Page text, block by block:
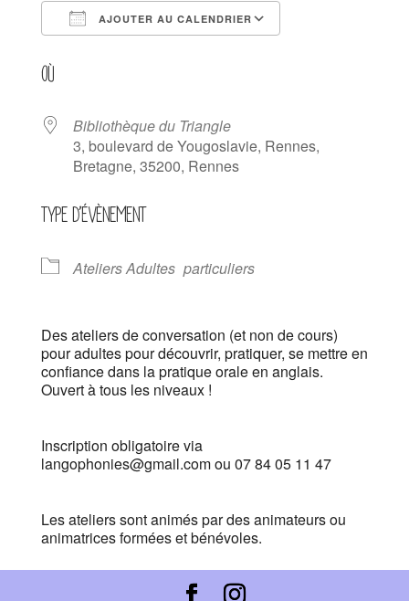
AJOUTER AU CALENDRIER
OÙ
Bibliothèque du Triangle
3, boulevard de Yougoslavie, Rennes,
Bretagne, 35200, Rennes
TYPE D’ÉVÈNEMENT
Ateliers Adultes particuliers
Des ateliers de conversation (et non de cours)
pour adultes pour découvrir, pratiquer, se mettre en
confiance dans la pratique orale en anglais.
Ouvert à tous les niveaux !
Inscription obligatoire via
langophonies@gmail.com ou 07 84 05 11 47
Les ateliers sont animés par des animateurs ou
animatrices formées et bénévoles.